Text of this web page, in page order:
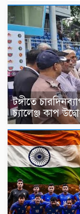
টঙ্গীতে
চ্যালেঞ্জ কাপ